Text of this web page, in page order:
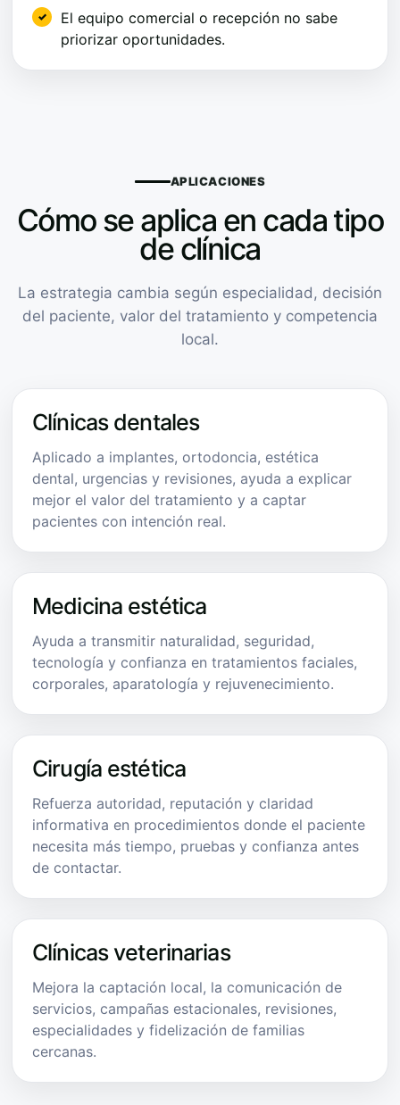
El equipo comercial o recepción no sabe
priorizar oportunidades.
APLICACIONES
Cómo se aplica en cada tipo
de clínica
La estrategia cambia según especialidad, decisión
del paciente, valor del tratamiento y competencia
local.
Clínicas dentales
Aplicado a implantes, ortodoncia, estética
dental, urgencias y revisiones, ayuda a explicar
mejor el valor del tratamiento y a captar
pacientes con intención real.
Medicina estética
Ayuda a transmitir naturalidad, seguridad,
tecnología y confianza en tratamientos faciales,
corporales, aparatología y rejuvenecimiento.
Cirugía estética
Refuerza autoridad, reputación y claridad
informativa en procedimientos donde el paciente
necesita más tiempo, pruebas y confianza antes
de contactar.
Clínicas veterinarias
Mejora la captación local, la comunicación de
servicios, campañas estacionales, revisiones,
especialidades y fidelización de familias
cercanas.